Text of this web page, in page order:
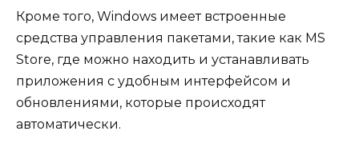
Кроме того, Windows имеет встроенные
средства управления пакетами, такие как MS
Store, где можно находить и устанавливать
приложения с удобным интерфейсом и
обновлениями, которые происходят
автоматически.